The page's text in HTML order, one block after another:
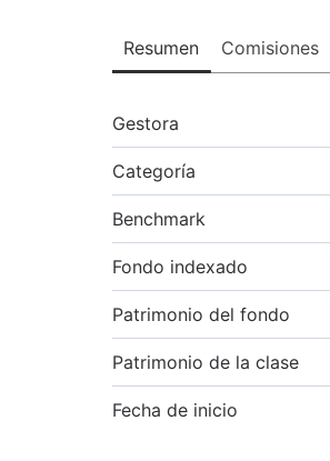
Resumen Comisiones
Gestora
Categoría
Benchmark
Fondo indexado
Patrimonio del fondo
Patrimonio de la clase
Fecha de inicio